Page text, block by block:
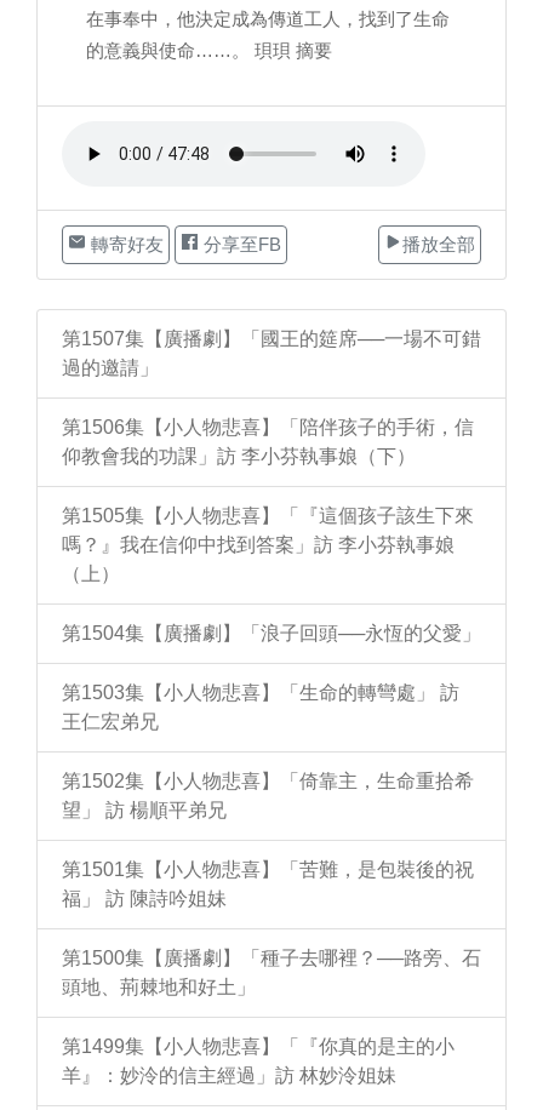
在事奉中，他決定成為傳道工人，找到了生命
的意義與使命……。 珼珼 摘要
轉寄好友 分享至FB 播放全部
第1507集【廣播劇】「國王的筵席──一場不可錯
過的邀請」
第1506集【小人物悲喜】「陪伴孩子的手術，信
仰教會我的功課」訪 李小芬執事娘（下）
第1505集【小人物悲喜】「『這個孩子該生下來
嗎？』我在信仰中找到答案」訪 李小芬執事娘
（上）
第1504集【廣播劇】「浪子回頭──永恆的父愛」
第1503集【小人物悲喜】「生命的轉彎處」 訪
王仁宏弟兄
第1502集【小人物悲喜】「倚靠主，生命重拾希
望」 訪 楊順平弟兄
第1501集【小人物悲喜】「苦難，是包裝後的祝
福」 訪 陳詩吟姐妹
第1500集【廣播劇】「種子去哪裡？──路旁、石
頭地、荊棘地和好土」
第1499集【小人物悲喜】「『你真的是主的小
羊』：妙泠的信主經過」訪 林妙泠姐妹